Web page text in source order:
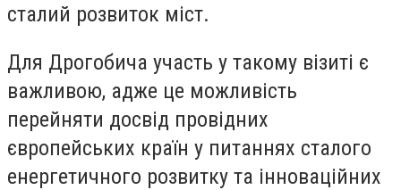
сталий розвиток міст.
Для Дрогобича участь у такому візиті є
важливою, адже це можливість
перейняти досвід провідних
європейських країн у питаннях сталого
енергетичного розвитку та інноваційних